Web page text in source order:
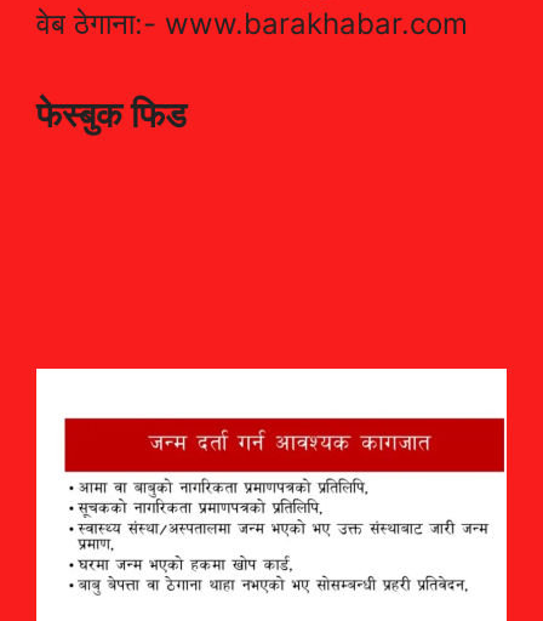
वेब ठेगाना:- www.barakhabar.com
फेस्बुक फिड